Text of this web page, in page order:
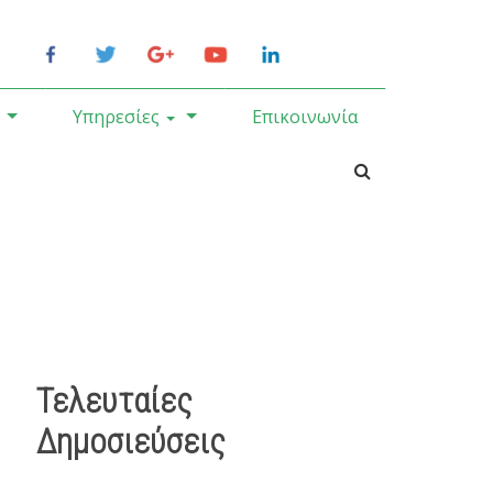
Υπηρεσίες Επικοινωνία
Τελευταίες
Δημοσιεύσεις